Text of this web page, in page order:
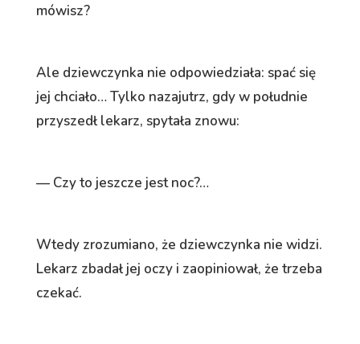
mówisz?
Ale dziewczynka nie odpowiedziała: spać się
jej chciało… Tylko nazajutrz, gdy w południe
przyszedł lekarz, spytała znowu:
— Czy to jeszcze jest noc?…
Wtedy zrozumiano, że dziewczynka nie widzi.
Lekarz zbadał jej oczy i zaopiniował, że trzeba
czekać.